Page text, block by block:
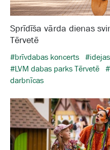
Sprīdīša vārda dienas
Tērvetē
#brīvdabas koncerts
#LVM dabas parks Tērvetē
darbnīcas